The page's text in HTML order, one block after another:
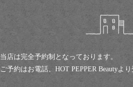
当店は完全予約制となっております。
ご予約はお電話、HOT PEPPER Beautyよ